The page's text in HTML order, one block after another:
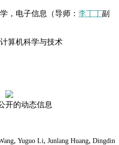
，电子信息（导师： 李丁丁副
算机科学与技术
开的动态信息
, Yuguo Li, Junlang Huang, Dingdin